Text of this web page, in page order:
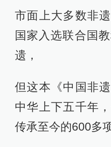
不止于技艺，更
学、哲学等10个